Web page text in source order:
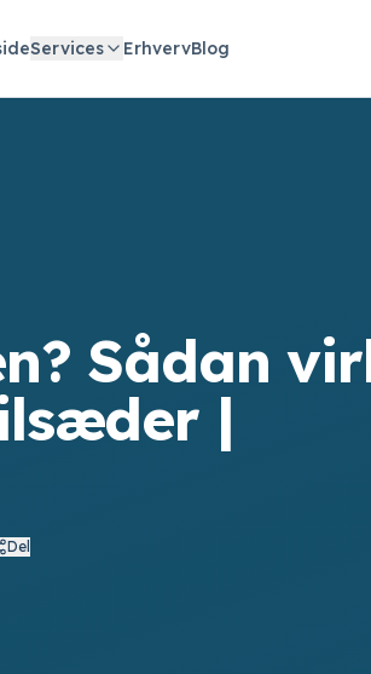
Services ErhvervBlog
Sådan
|
Del